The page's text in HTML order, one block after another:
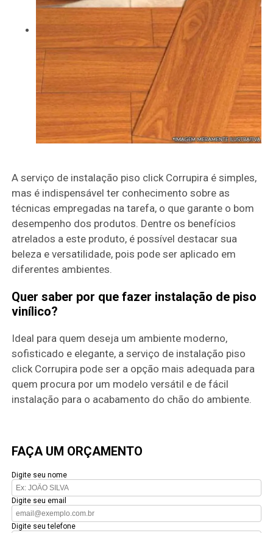
A serviço de instalação piso click Corrupira é simples,
mas é indispensável ter conhecimento sobre as
técnicas empregadas na tarefa, o que garante o bom
desempenho dos produtos. Dentre os benefícios
atrelados a este produto, é possível destacar sua
beleza e versatilidade, pois pode ser aplicado em
diferentes ambientes.
Quer saber por que fazer instalação de piso
vinílico?
Ideal para quem deseja um ambiente moderno,
sofisticado e elegante, a serviço de instalação piso
click Corrupira pode ser a opção mais adequada para
quem procura por um modelo versátil e de fácil
instalação para o acabamento do chão do ambiente.
FAÇA UM ORÇAMENTO
Digite seu nome
Digite seu email
Digite seu telefone